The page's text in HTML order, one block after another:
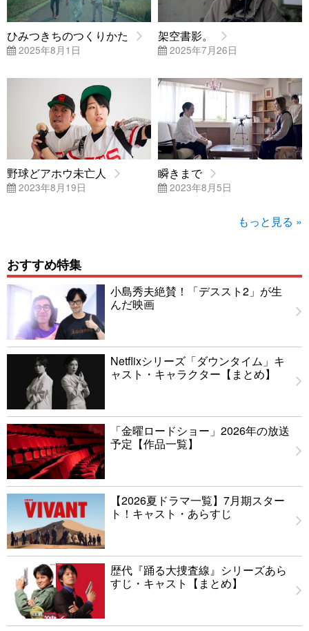
ひみつきちのつくりかた
2025年8月1日
架空書影。
2025年7月26日
野球どアホウ未亡人
2023年8月19日
瞬きまで
2023年8月5日
もっと見る »
おすすめ特集
小島秀夫絶賛！「デススト2」が生
んだ映画
Netflixシリーズ「ダウンタイム」キ
ャスト・キャラクター【まとめ】
「金曜ロードショー」2026年の放送
予定【作品一覧】
【2026夏ドラマ一覧】7月期スター
ト！キャスト・あらすじ
歴代『踊る大捜査線』シリーズあら
すじ・キャスト【まとめ】